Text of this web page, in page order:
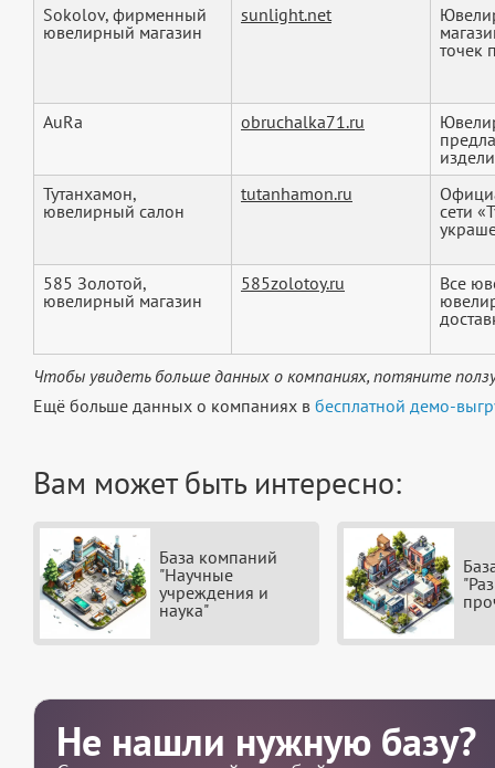
Sokolov, фирменный
ювелирный магазин
sunlight.net
точек
AuRa obruchalka71.ru
Тутанхамон,
ювелирный салон
tutanhamon.ru
сети
585 Золотой,
ювелирный магазин
585zolotoy.ru
Все
Чтобы увидеть больше данных о компаниях, потяните
Ещё больше данных о компаниях в бесплатной демо-
Вам может быть интересно:
База компаний
"Научные
учреждения и
наука"
Не нашли нужную базу?